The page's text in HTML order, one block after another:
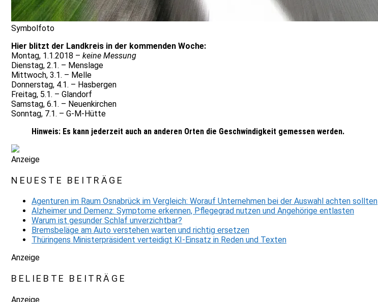
Symbolfoto
Hier blitzt der Landkreis in der kommenden Woche:
Montag, 1.1.2018 – keine Messung
Dienstag, 2.1. – Menslage
Mittwoch, 3.1. – Melle
Donnerstag, 4.1. – Hasbergen
Freitag, 5.1. – Glandorf
Samstag, 6.1. – Neuenkirchen
Sonntag, 7.1. – G-M-Hütte
Hinweis: Es kann jederzeit auch an anderen Orten die Geschwindigkeit gemessen werden.
Anzeige
NEUESTE BEITRÄGE
Agenturen im Raum Osnabrück im Vergleich: Worauf Unternehmen bei der Auswahl achten sollten
Alzheimer und Demenz: Symptome erkennen, Pflegegrad nutzen und Angehörige entlasten
Warum ist gesunder Schlaf unverzichtbar?
Bremsbeläge am Auto verstehen warten und richtig ersetzen
Thüringens Ministerpräsident verteidigt KI-Einsatz in Reden und Texten
Anzeige
BELIEBTE BEITRÄGE
Anzeige